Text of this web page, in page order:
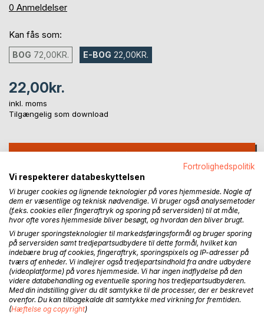
0%
0 Anmeldelser
Kan fås som:
BOG 72,00KR. E-BOG 22,00KR.
22,00kr.
inkl. moms
Tilgængelig som download
Føj til ønskeliste
Anmeld titel
BESKRIVELSE
Fortrolighedspolitik
Vi respekterer databeskyttelsen
Vi bruger cookies og lignende teknologier på vores hjemmeside. Nogle af
dem er væsentlige og teknisk nødvendige. Vi bruger også analysemetoder
(f.eks. cookies eller fingeraftryk og sporing på serversiden) til at måle,
hvor ofte vores hjemmeside bliver besøgt, og hvordan den bliver brugt.
Vi bruger sporingsteknologier til markedsføringsformål og bruger sporing
på serversiden samt tredjepartsudbydere til dette formål, hvilket kan
indebære brug af cookies, fingeraftryk, sporingspixels og IP-adresser på
tværs af enheder. Vi indlejrer også tredjepartsindhold fra andre udbydere
(videoplatforme) på vores hjemmeside. Vi har ingen indflydelse på den
videre databehandling og eventuelle sporing hos tredjepartsudbyderen.
Med din indstilling giver du dit samtykke til de processer, der er beskrevet
ovenfor. Du kan tilbagekalde dit samtykke med virkning for fremtiden.
(Hæftelse og copyright)